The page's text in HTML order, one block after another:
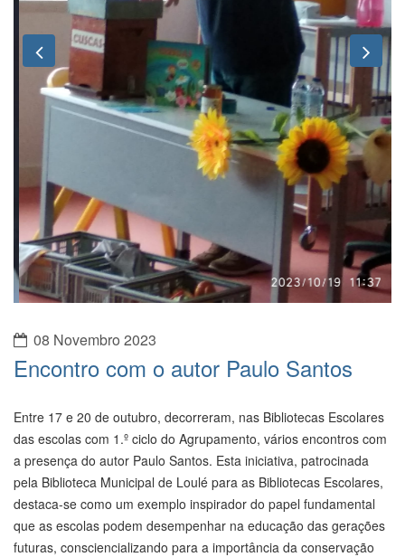
Previous
08 Novembro 2023
Encontro com o autor Paulo Santos
Entre 17 e 20 de outubro, decorreram, nas Bibliotecas Escolares
das escolas com 1.º ciclo do Agrupamento, vários encontros com
a presença do autor Paulo Santos. Esta iniciativa, patrocinada
pela Biblioteca Municipal de Loulé para as Bibliotecas Escolares,
destaca-se como um exemplo inspirador do papel fundamental
que as escolas podem desempenhar na educação das gerações
futuras, consciencializando para a importância da conservação